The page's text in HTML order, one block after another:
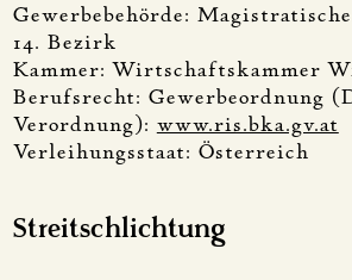
Gewerbebehörde:
14. Bezirk
Kammer: Wirtschaftskammer
Berufsrecht: Gewerbeordnung
Verordnung): www.ris.bka.gv.at
Verleihungsstaat: Österreich
Streitschlichtung